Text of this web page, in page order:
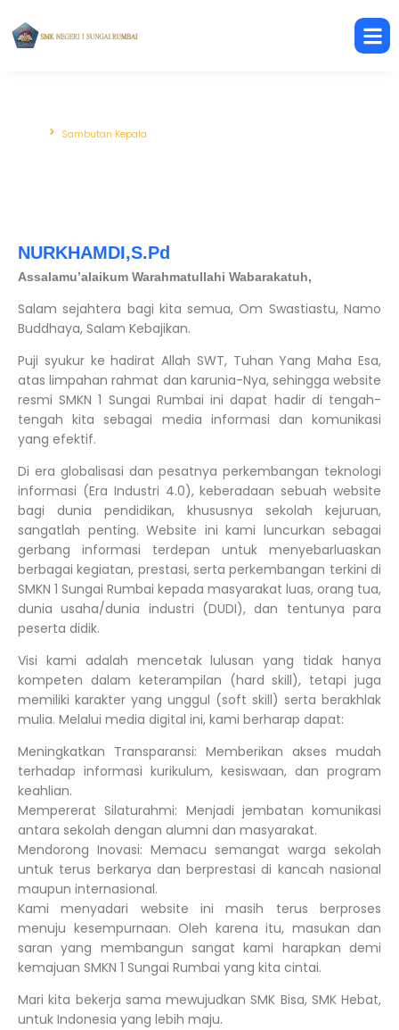
Sambutan Kepala
NURKHAMDI,S.Pd
Assalamu’alaikum Warahmatullahi Wabarakatuh,
Salam sejahtera bagi kita semua, Om Swastiastu, Namo
Buddhaya, Salam Kebajikan.
Puji syukur ke hadirat Allah SWT, Tuhan Yang Maha Esa,
atas limpahan rahmat dan karunia-Nya, sehingga website
resmi SMKN 1 Sungai Rumbai ini dapat hadir di tengah-
tengah kita sebagai media informasi dan komunikasi
yang efektif.
Di era globalisasi dan pesatnya perkembangan teknologi
informasi (Era Industri 4.0), keberadaan sebuah website
bagi dunia pendidikan, khususnya sekolah kejuruan,
sangatlah penting. Website ini kami luncurkan sebagai
gerbang informasi terdepan untuk menyebarluaskan
berbagai kegiatan, prestasi, serta perkembangan terkini di
SMKN 1 Sungai Rumbai kepada masyarakat luas, orang tua,
dunia usaha/dunia industri (DUDI), dan tentunya para
peserta didik.
Visi kami adalah mencetak lulusan yang tidak hanya
kompeten dalam keterampilan (hard skill), tetapi juga
memiliki karakter yang unggul (soft skill) serta berakhlak
mulia. Melalui media digital ini, kami berharap dapat:
Meningkatkan Transparansi: Memberikan akses mudah
terhadap informasi kurikulum, kesiswaan, dan program
keahlian.
Mempererat Silaturahmi: Menjadi jembatan komunikasi
antara sekolah dengan alumni dan masyarakat.
Mendorong Inovasi: Memacu semangat warga sekolah
untuk terus berkarya dan berprestasi di kancah nasional
maupun internasional.
Kami menyadari website ini masih terus berproses
menuju kesempurnaan. Oleh karena itu, masukan dan
saran yang membangun sangat kami harapkan demi
kemajuan SMKN 1 Sungai Rumbai yang kita cintai.
Mari kita bekerja sama mewujudkan SMK Bisa, SMK Hebat,
untuk Indonesia yang lebih maju.